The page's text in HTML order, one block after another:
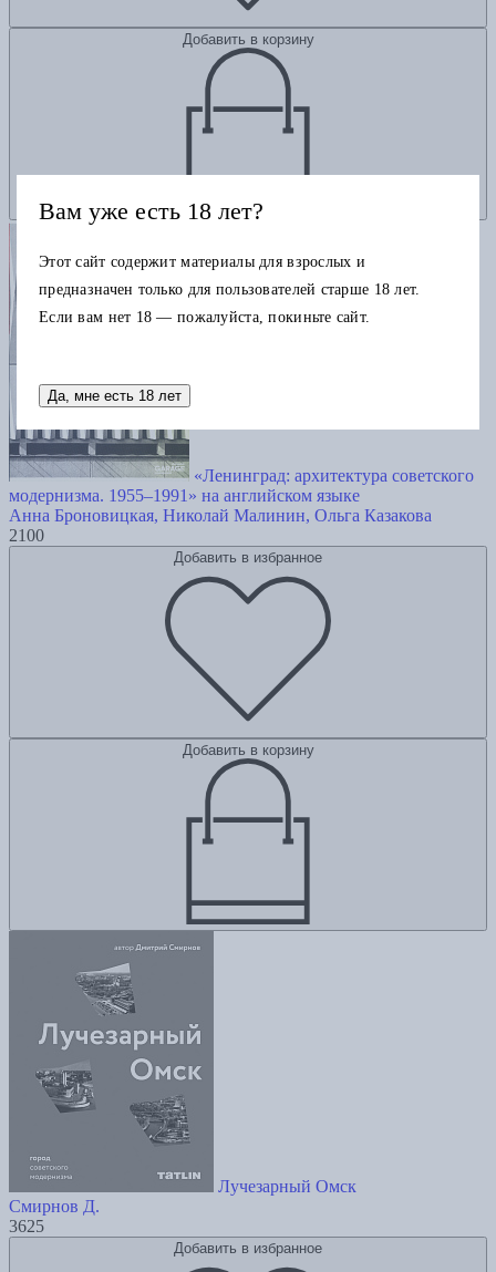
Добавить в корзину
«Ленинград: архитектура советского
модернизма. 1955–1991» на английском языке
Анна Броновицкая, Николай Малинин, Ольга Казакова
2100
Добавить в избранное
Добавить в корзину
Лучезарный Омск
Смирнов Д.
3625
Добавить в избранное
Вам уже есть 18 лет?
Этот сайт содержит материалы для взрослых и
предназначен только для пользователей старше 18 лет.
Если вам нет 18 — пожалуйста, покиньте сайт.
Да, мне есть 18 лет